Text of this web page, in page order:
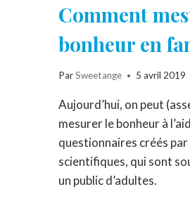
Comment
bonheur en
ParSweetange 5 avril 2019
Aujourd’hui, on peut
mesurer le bonheur à
questionnaires créés
scientifiques, qui sont
un public d’adultes.